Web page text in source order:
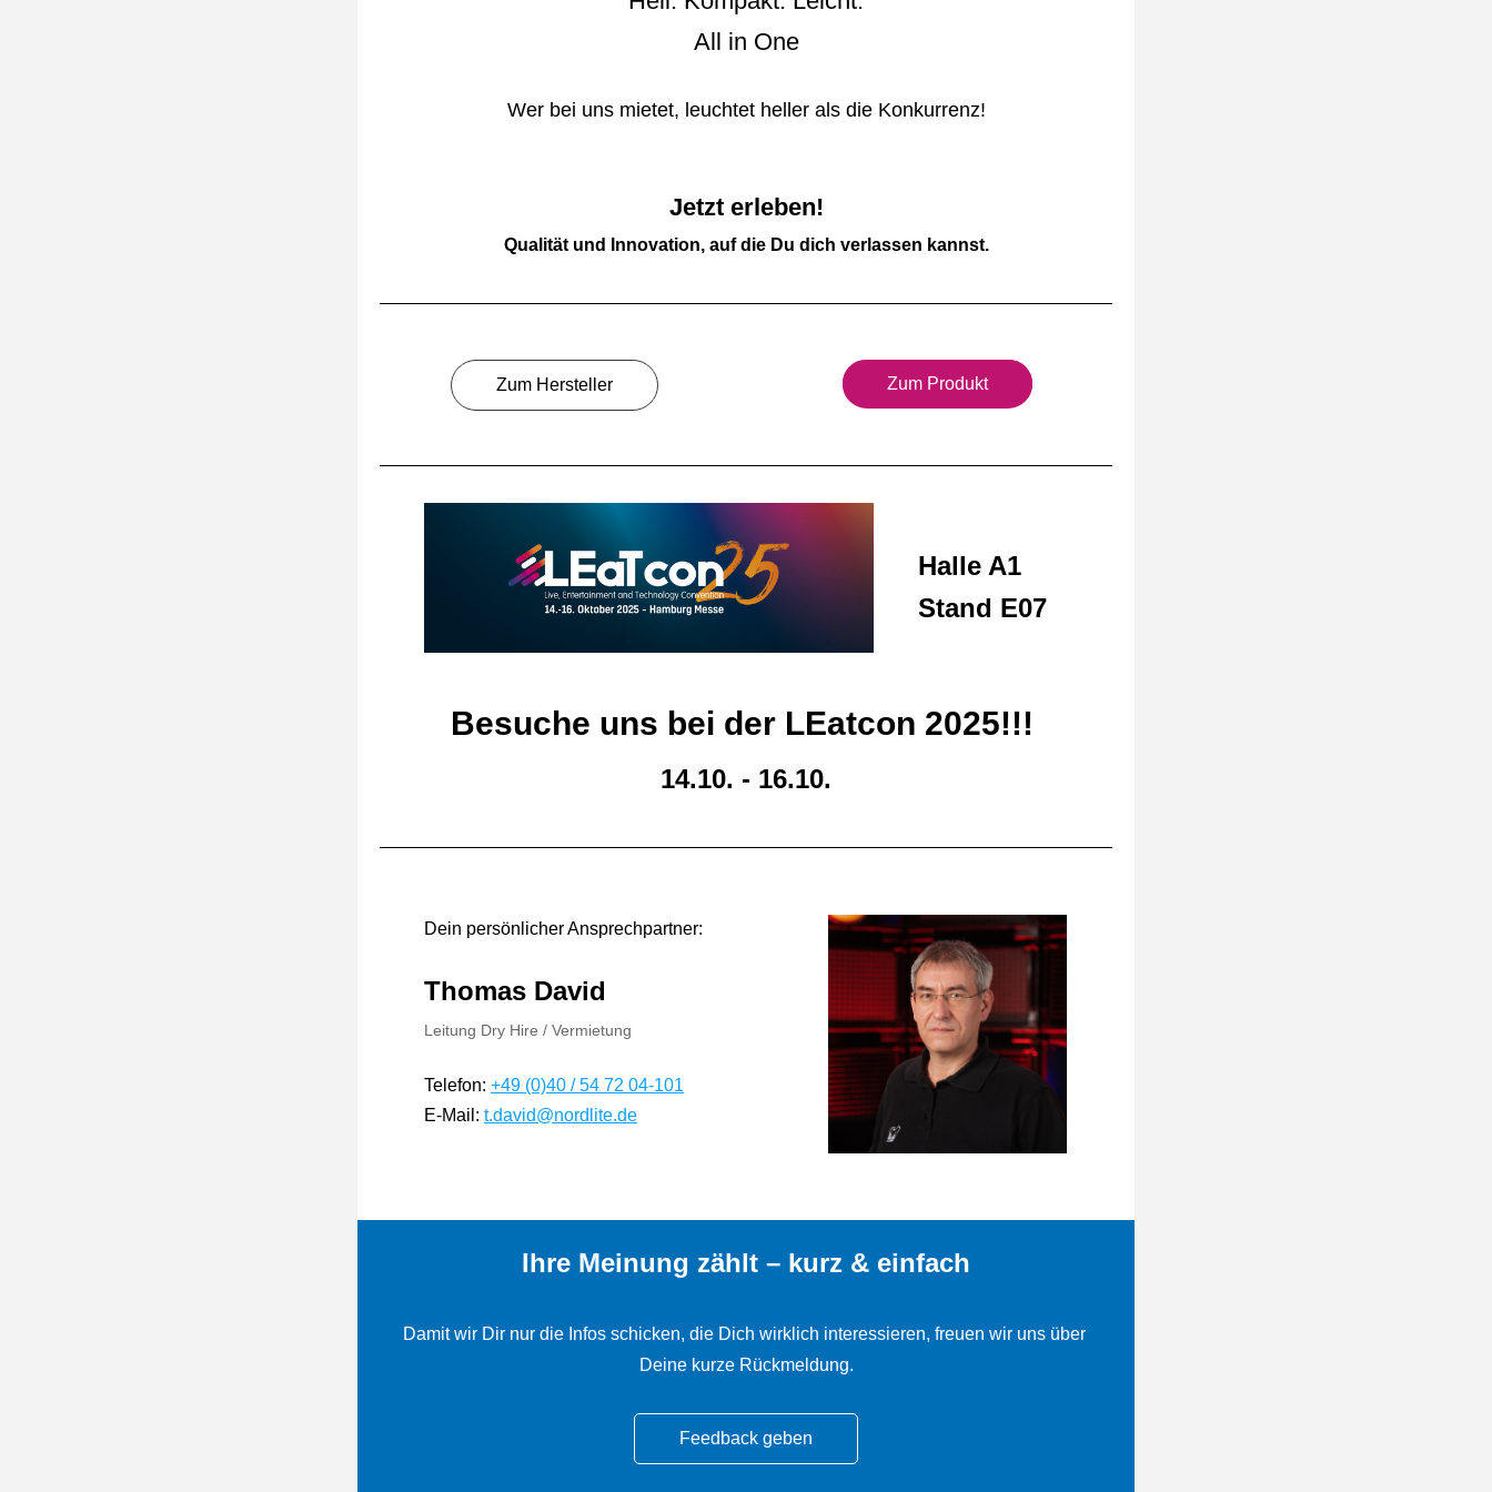
All in One
Wer bei uns mietet, leuchtet heller als die Konkurrenz!
Jetzt erleben!
Qualität und Innovation, auf die Du dich verlassen kannst.
Zum Hersteller Zum Produkt
Halle A1
Stand E07
Besuche uns bei der LEatcon 2025!!!
14.10. - 16.10.
Dein persönlicher Ansprechpartner:
Thomas David
Leitung Dry Hire / Vermietung
Telefon: +49 (0)40 / 54 72 04-101
E-Mail: t.david@nordlite.de
Ihre Meinung zählt – kurz & einfach
Damit wir Dir nur die Infos schicken, die Dich wirklich interessieren, freuen wir uns über
Deine kurze Rückmeldung.
Feedback geben